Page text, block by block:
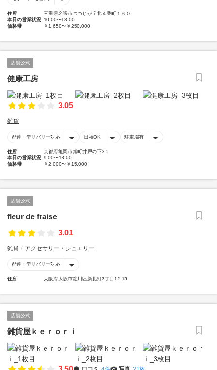
住所
三重県名張市つつじが丘北４番町１６０
本日の営業状況 10:00〜18:00
価格帯
￥1,650〜￥250,000
店舗公式
健康工房
3.05
雑貨
配達・デリバリー対応 日祝OK 駐車場有
住所
京都府亀岡市旭町井戸の下3-2
本日の営業状況 9:00〜18:00
価格帯
￥2,000〜￥15,000
店舗公式
fleur de fraise
3.01
雑貨 アクセサリー・ジュエリー
配達・デリバリー対応
住所 大阪府大阪市淀川区新北野3丁目12-15
店舗公式
雑貨屋ｋｅｒｏｒｉ